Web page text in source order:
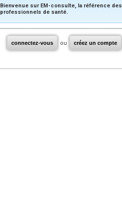
Bienvenue sur EM-consulte, la référence des
professionnels de santé.
connectez-vous ou créez un compte